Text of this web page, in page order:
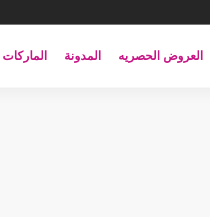
العروض الحصريه المدونة الماركات